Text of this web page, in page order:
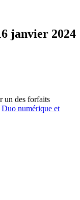
janvier 2024
un des forfaits
Duo numérique et